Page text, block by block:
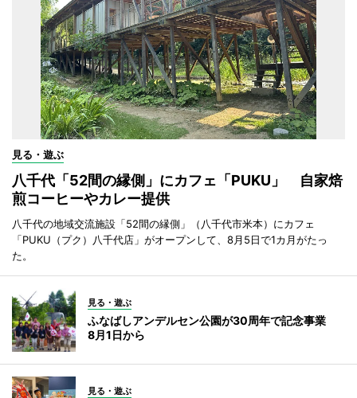
見る・遊ぶ
八千代「52間の縁側」にカフェ「PUKU」 自家焙
煎コーヒーやカレー提供
八千代の地域交流施設「52間の縁側」（八千代市米本）にカフェ
「PUKU（プク）八千代店」がオープンして、8月5日で1カ月がたっ
た。
見る・遊ぶ
ふなばしアンデルセン公園が30周年で記念事業
8月1日から
見る・遊ぶ